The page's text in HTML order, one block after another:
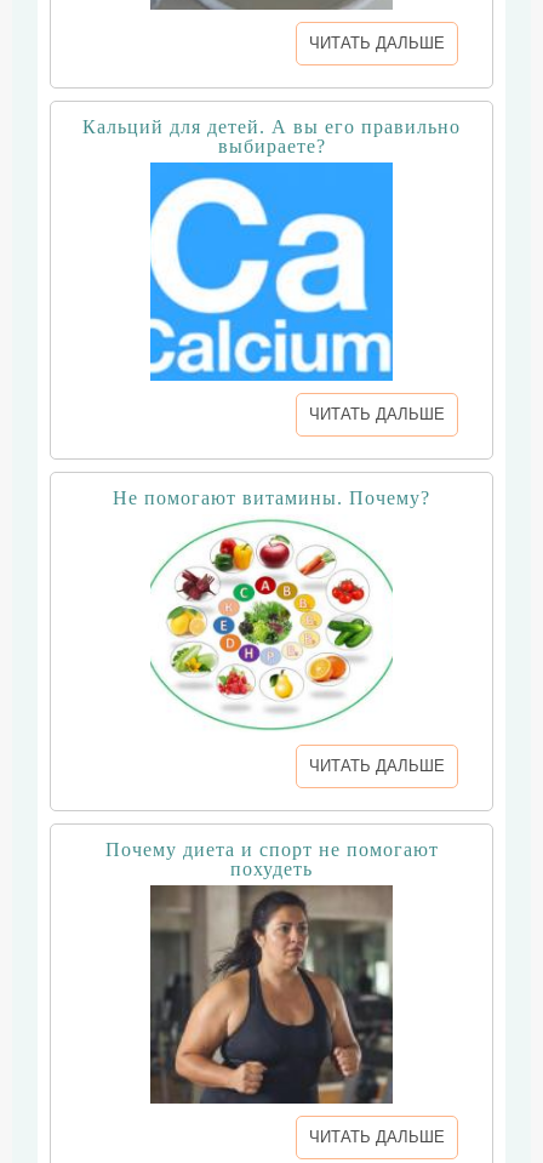
ЧИТАТЬ ДАЛЬШЕ
Кальций для детей. А вы его правильно
выбираете?
ЧИТАТЬ ДАЛЬШЕ
Не помогают витамины. Почему?
ЧИТАТЬ ДАЛЬШЕ
Почему диета и спорт не помогают
похудеть
ЧИТАТЬ ДАЛЬШЕ